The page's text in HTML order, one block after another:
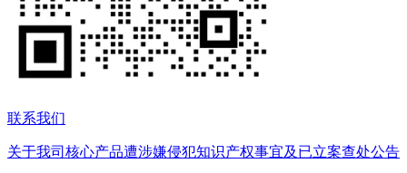
联系我们
关于我司核心产品遭涉嫌侵犯知识产权事宜及已立案查处公告